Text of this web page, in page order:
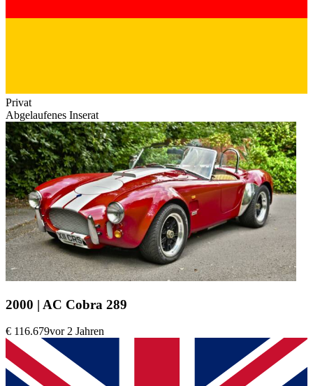
Privat
Abgelaufenes Inserat
2000 | AC Cobra 289
€ 116.679vor 2 Jahren